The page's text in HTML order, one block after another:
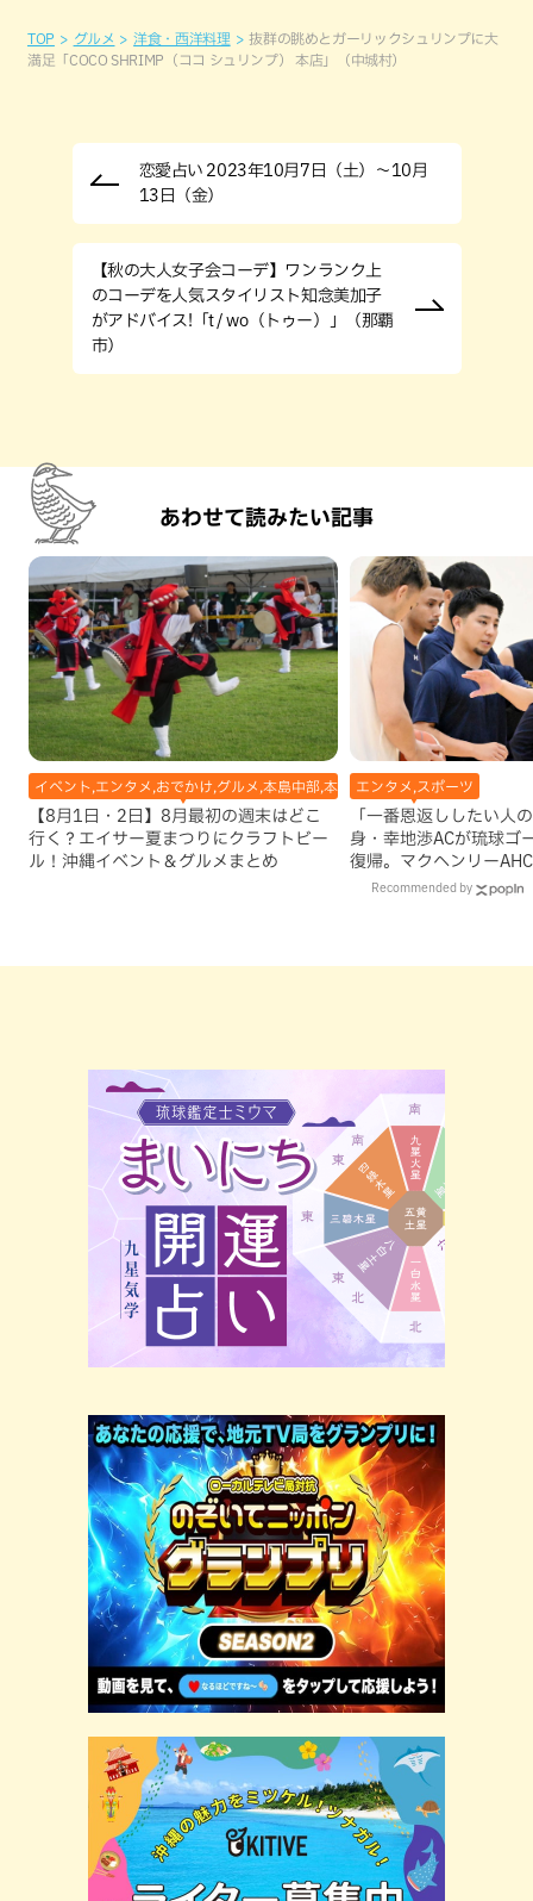
TOP グルメ 洋食・西洋料理
抜群の眺めとガーリックシュリンプに大
満足「COCO SHRIMP（ココ シュリンプ） 本店」（中城村）
恋愛占い 2023年10月7日（土）～10月
13日（金）
【秋の大人女子会コーデ】ワンランク上
のコーデを人気スタイリスト知念美加子
がアドバイス!「t / wo（トゥー）」（那覇
市）
あわせて読みたい記事
イベント,エンタメ,おでかけ,グルメ,本島中部,本島北部,本島南部
【8月1日・2日】8月最初の週末はどこ
行く？エイサー夏まつりにクラフトビー
ル！沖縄イベント＆グルメまとめ
エンタメ,スポーツ
「一番恩返ししたい人
身・幸地渉ACが琉球ゴ
復帰。マクヘンリー
理由Recommended by